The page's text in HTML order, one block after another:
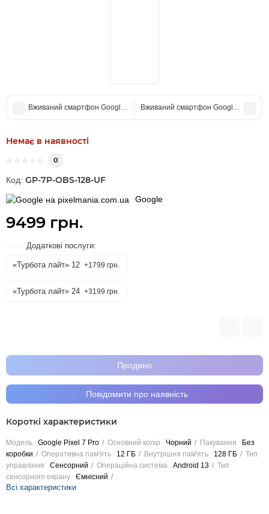
Вживаний смартфон Google Pixel 6 Pro 128Gb Cloudy White US
Вживаний смартфон Google Pixel 7
Немає в наявності
0
Код: GP-7P-OBS-128-UF
Google
9499 грн.
Додаткові послуги:
«Турбота лайт» 12 +1799 грн.
«Турбота лайт» 24 +3199 грн.
Продано
Повідомити про наявність
Короткі характеристики
Модель Google Pixel 7 Pro Основний колір Чорний Пакування
Без
коробки
Оперативна пам'ять 12 ГБ Внутрішня пам'ять 128 ГБ
Тип
управління
Сенсорний Операційна система Android 13
Тип
сенсорного екрану
Ємнісний
Всі характеристики